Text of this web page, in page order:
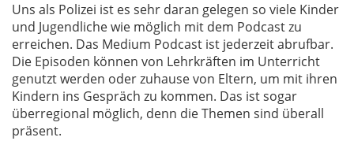
Uns als Polizei ist es sehr daran gelegen so viele Kinder
und Jugendliche wie möglich mit dem Podcast zu
erreichen. Das Medium Podcast ist jederzeit abrufbar.
Die Episoden können von Lehrkräften im Unterricht
genutzt werden oder zuhause von Eltern, um mit ihren
Kindern ins Gespräch zu kommen. Das ist sogar
überregional möglich, denn die Themen sind überall
präsent.